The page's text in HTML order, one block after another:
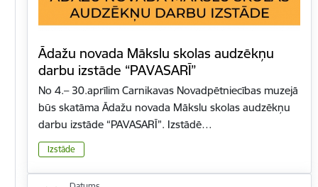
Ādažu novada Mākslu skolas audzēkņu
darbu izstāde “PAVASARĪ”
No 4.– 30.aprīlim Carnikavas Novadpētniecības muzejā
būs skatāma Ādažu novada Mākslu skolas audzēkņu
darbu izstāde “PAVASARĪ”. Izstādē…
Izstāde